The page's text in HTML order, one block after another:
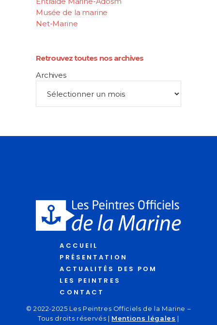
Musée de la marine
Net-Marine
Retrouvez toutes nos archives
Archives
ACCUEIL
PRÉSENTATION
ACTUALITÉS DES POM
LES PEINTRES
CONTACT
© 2022-2025 Les Peintres Officiels de la Marine –
Tous droits réservés | Mentions légales |